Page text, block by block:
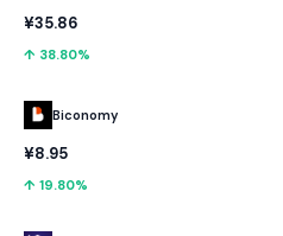
¥35.86
↑ 38.80%
Biconomy
¥8.95
↑ 19.80%